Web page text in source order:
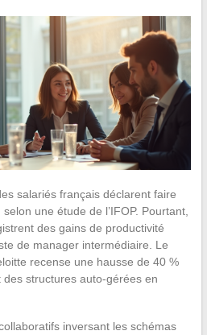
salariés français déclarent faire
une étude de l’IFOP. Pourtant,
des gains de productivité
de manager intermédiaire. Le
recense une hausse de 40 %
structures auto-gérées en
inversant les schémas